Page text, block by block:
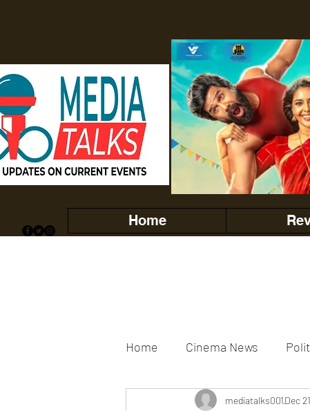
Home
Home Cinema News
Movies Gallery Actress
mediatalks001Dec